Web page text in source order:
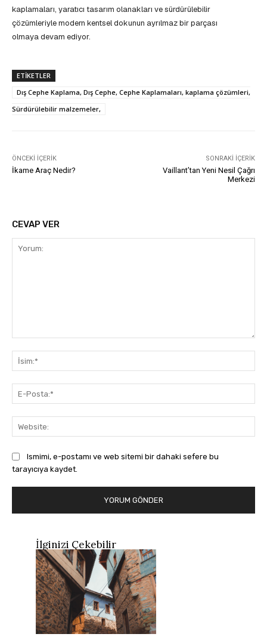
kaplamaları, yaratıcı tasarım olanakları ve sürdürülebilir
çözümleriyle modern kentsel dokunun ayrılmaz bir parçası
olmaya devam ediyor.
ETIKETLER
Dış Cephe Kaplama, Dış Cephe, Cephe Kaplamaları, kaplama çözümleri,
Sürdürülebilir malzemeler,
ÖNCEKI İÇERIK
İkame Araç Nedir?
SONRAKI İÇERIK
Vaillant’tan Yeni Nesil Çağrı
Merkezi
CEVAP VER
Ismimi, e-postamı ve web sitemi bir dahaki sefere bu
tarayıcıya kaydet.
İlginizi Çekebilir